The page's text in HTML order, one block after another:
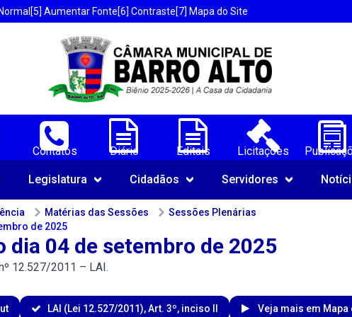
[5] Aumentar Fonte[6] Contraste[7] Mapa do Site
de Barro Alto-BA;
Contatos Diário Editais Licitações
Navegue pelo portal da Câmara de
Legislatura Cidadãos Servidores
Matérias das Sessões
Sessões Plenárias
de 2025
dia 04 de setembro de 2025
12.527/2011 – LAI.
LAI (Lei 12.527/2011), Art. 3º, inciso II
Veja mais em Mapa